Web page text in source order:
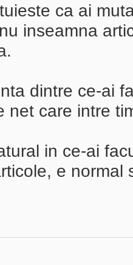
ca ai
inseamna
dintre ce-ai
net care intre
in ce-ai
e normal